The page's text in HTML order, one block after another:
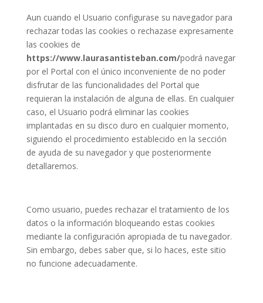
Aun cuando el Usuario configurase su navegador para
rechazar todas las cookies o rechazase expresamente
las cookies de
https://www.laurasantisteban.com/podrá navegar
por el Portal con el único inconveniente de no poder
disfrutar de las funcionalidades del Portal que
requieran la instalación de alguna de ellas. En cualquier
caso, el Usuario podrá eliminar las cookies
implantadas en su disco duro en cualquier momento,
siguiendo el procedimiento establecido en la sección
de ayuda de su navegador y que posteriormente
detallaremos.
Como usuario, puedes rechazar el tratamiento de los
datos o la información bloqueando estas cookies
mediante la configuración apropiada de tu navegador.
Sin embargo, debes saber que, si lo haces, este sitio
no funcione adecuadamente.